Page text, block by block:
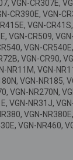
VGN-CR307E,
CR390E, VGN-
VGN-
CR509,
VGN-
VGN-CR90,
VGN-
VGN-NR185,
VGN-NR270N,
VGN-NR31J,
VGN-
VGN-NR460,